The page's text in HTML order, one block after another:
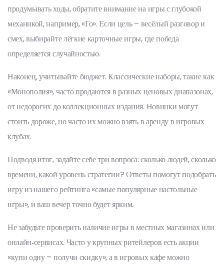
продумывать ходы, обратите внимание на игры с глубокой
механикой, например, «Го». Если цель – весёлый разговор и
смех, выбирайте лёгкие карточные игры, где победа
определяется случайностью.
Наконец, учитывайте бюджет. Классические наборы, такие как
«Монополия», часто продаются в разных ценовых диапазонах,
от недорогих до коллекционных издания. Новинки могут
стоить дороже, но часто их можно взять в аренду в игровых
клубах.
Подводя итог, задайте себе три вопроса: сколько людей, сколько
времени, какой уровень стратегии? Ответы помогут подобрать
игру из нашего рейтинга «самые популярные настольные
игры», и ваш вечер точно будет ярким.
Не забудьте проверить наличие игры в местных магазинах или
онлайн‑сервисах. Часто у крупных ритейлеров есть акции
«купи одну – получи скидку», а в игровых кафе можно